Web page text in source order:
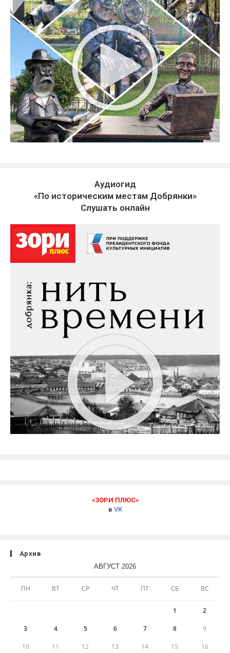
Аудиогид
«По историческим местам Добрянки»
Слушать онлайн
«ЗОРИ ПЛЮС»
в VK
Архив
АВГУСТ 2026
ПН ВТ СР ЧТ ПТ СБ ВС
1 2
3 4 5 6 7 8 9
10 11 12 13 14 15 16